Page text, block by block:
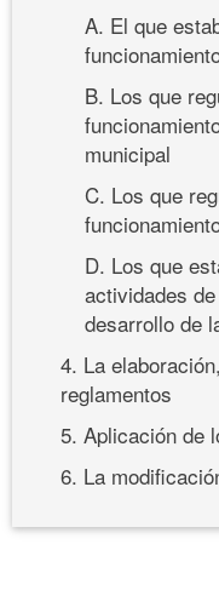
A. El que
B. Los que
municipal
C. Los que
D. Los que
actividades
desarrollo de
4. La
reglamentos
5. Aplicación de
6. La